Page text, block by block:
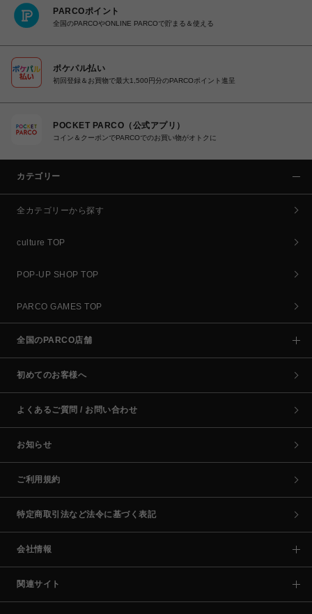
PARCOポイント
全国のPARCOやONLINE PARCOで貯まる＆使える
ポケパル払い
初回登録＆お買物で最大1,500円分のPARCOポイント進呈
POCKET PARCO（公式アプリ）
コイン＆クーポンでPARCOでのお買い物がオトクに
カテゴリー
全カテゴリーから探す
culture TOP
POP-UP SHOP TOP
PARCO GAMES TOP
全国のPARCO店舗
初めてのお客様へ
よくあるご質問 / お問い合わせ
お知らせ
ご利用規約
特定商取引法など法令に基づく表記
会社情報
関連サイト